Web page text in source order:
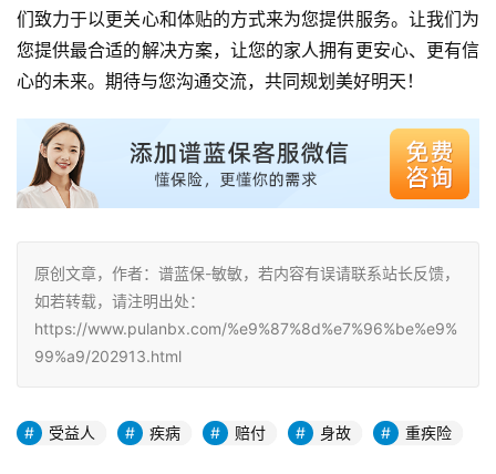
们致力于以更关心和体贴的方式来为您提供服务。让我们为
您提供最合适的解决方案，让您的家人拥有更安心、更有信
心的未来。期待与您沟通交流，共同规划美好明天！
原创文章，作者：谱蓝保-敏敏，若内容有误请联系站长反馈，
如若转载，请注明出处：
https://www.pulanbx.com/%e9%87%8d%e7%96%be%e9%
99%a9/202913.html
受益人 疾病 赔付 身故 重疾险